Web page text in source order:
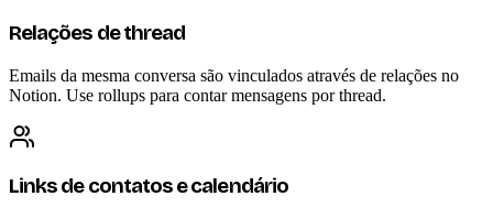
Relações de thread
Emails da mesma conversa são vinculados através de relações no
Notion. Use rollups para contar mensagens por thread.
Links de contatos e calendário